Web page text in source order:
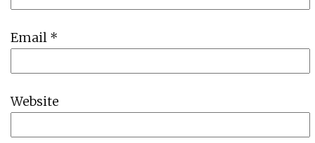
Email *
Website